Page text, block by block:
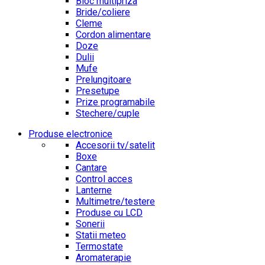
Bride/coliere
Cleme
Cordon alimentare
Doze
Dulii
Mufe
Prelungitoare
Presetupe
Prize programabile
Stechere/cuple
Produse electronice
Accesorii tv/satelit
Boxe
Cantare
Control acces
Lanterne
Multimetre/testere
Produse cu LCD
Sonerii
Statii meteo
Termostate
Aromaterapie